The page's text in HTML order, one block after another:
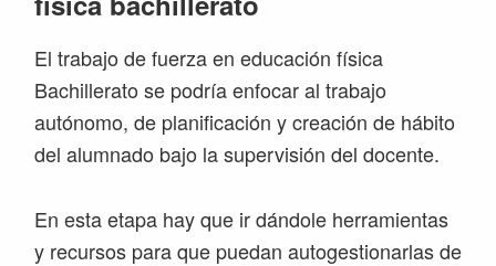
El trabajo de fuerza en educación física
Bachillerato se podría enfocar al trabajo
autónomo, de planificación y creación de hábito
del alumnado bajo la supervisión del docente.
En esta etapa hay que ir dándole herramientas
y recursos para que puedan autogestionarlas de